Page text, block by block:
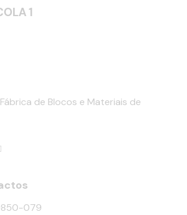
1
079